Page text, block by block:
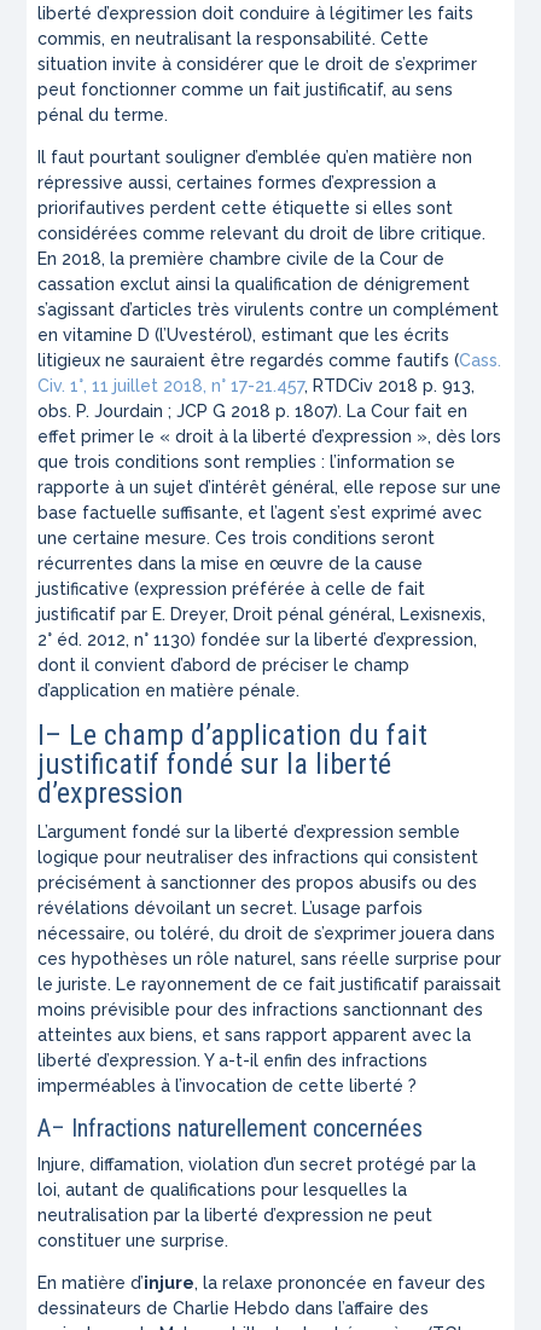
liberté d’expression doit conduire à légitimer les faits
commis, en neutralisant la responsabilité. Cette
situation invite à considérer que le droit de s’exprimer
peut fonctionner comme un fait justificatif, au sens
pénal du terme.
Il faut pourtant souligner d’emblée qu’en matière non
répressive aussi, certaines formes d’expression a
priorifautives perdent cette étiquette si elles sont
considérées comme relevant du droit de libre critique.
En 2018, la première chambre civile de la Cour de
cassation exclut ainsi la qualification de dénigrement
s’agissant d’articles très virulents contre un complément
en vitamine D (l’Uvestérol), estimant que les écrits
litigieux ne sauraient être regardés comme fautifs (Cass.
Civ. 1°, 11 juillet 2018, n° 17-21.457, RTDCiv 2018 p. 913,
obs. P. Jourdain ; JCP G 2018 p. 1807). La Cour fait en
effet primer le « droit à la liberté d’expression », dès lors
que trois conditions sont remplies : l’information se
rapporte à un sujet d’intérêt général, elle repose sur une
base factuelle suffisante, et l’agent s’est exprimé avec
une certaine mesure. Ces trois conditions seront
récurrentes dans la mise en œuvre de la cause
justificative (expression préférée à celle de fait
justificatif par E. Dreyer, Droit pénal général, Lexisnexis,
2° éd. 2012, n° 1130) fondée sur la liberté d’expression,
dont il convient d’abord de préciser le champ
d’application en matière pénale.
I– Le champ d’application du fait
justificatif fondé sur la liberté
d’expression
L’argument fondé sur la liberté d’expression semble
logique pour neutraliser des infractions qui consistent
précisément à sanctionner des propos abusifs ou des
révélations dévoilant un secret. L’usage parfois
nécessaire, ou toléré, du droit de s’exprimer jouera dans
ces hypothèses un rôle naturel, sans réelle surprise pour
le juriste. Le rayonnement de ce fait justificatif paraissait
moins prévisible pour des infractions sanctionnant des
atteintes aux biens, et sans rapport apparent avec la
liberté d’expression. Y a-t-il enfin des infractions
imperméables à l’invocation de cette liberté ?
A– Infractions naturellement concernées
Injure, diffamation, violation d’un secret protégé par la
loi, autant de qualifications pour lesquelles la
neutralisation par la liberté d’expression ne peut
constituer une surprise.
En matière d’injure, la relaxe prononcée en faveur des
dessinateurs de Charlie Hebdo dans l’affaire des